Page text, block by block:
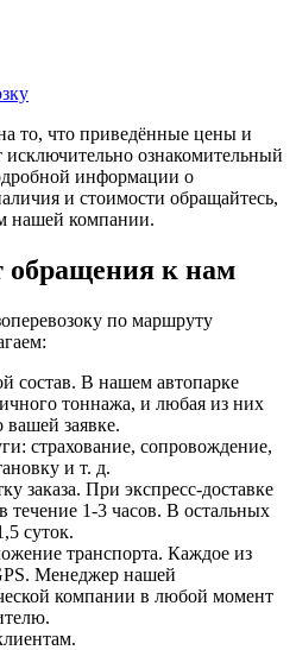
то, что приведённые цены и
исключительно ознакомительный
информации о
и стоимости обращайтесь,
нашей компании.
обращения к нам
по маршруту
состав. В нашем автопарке
тоннажа, и любая из них
вашей заявке.
страхование, сопровождение,
и т. д.
заказа. При экспресс-доставке
течение 1-3 часов. В остальных
суток.
транспорта. Каждое из
Менеджер нашей
компании в любой момент